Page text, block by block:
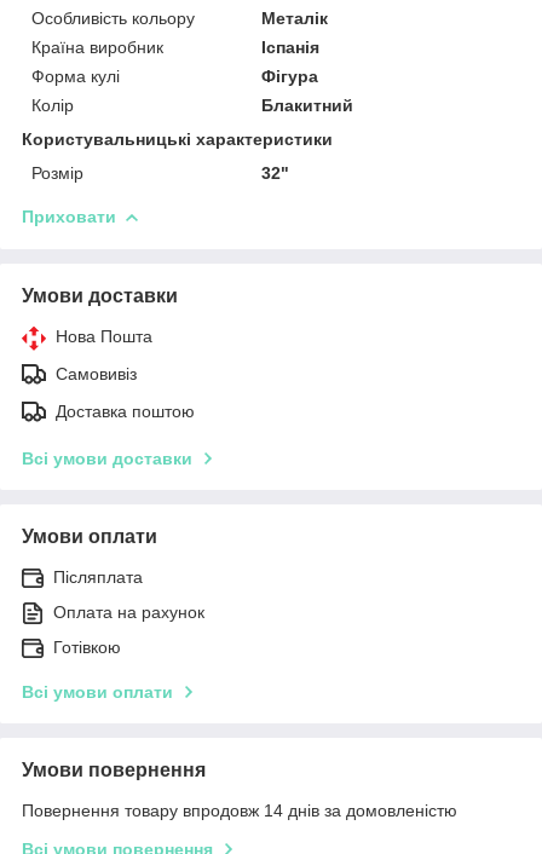
Особливість кольору
Металік
Країна виробник
Іспанія
Форма кулі
Фігура
Колір
Блакитний
Користувальницькі характеристики
Розмір
32"
Приховати
Умови доставки
Нова Пошта
Самовивіз
Доставка поштою
Всі умови доставки
Умови оплати
Післяплата
Оплата на рахунок
Готівкою
Всі умови оплати
Умови повернення
Повернення товару впродовж 14 днів за домовленістю
Всі умови повернення